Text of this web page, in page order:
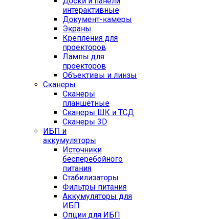
интерактивные
Документ-камеры
Экраны
Крепления для
проекторов
Лампы для
проекторов
Объективы и линзы
Сканеры
Сканеры
планшетные
Сканеры ШК и ТСД
Сканеры 3D
ИБП и
аккумуляторы
Источники
бесперебойного
питания
Стабилизаторы
Фильтры питания
Аккумуляторы для
ИБП
Опции для ИБП